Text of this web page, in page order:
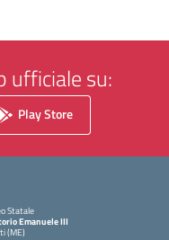
ufficiale su:
Play Store
Statale
Emanuele III
(ME)